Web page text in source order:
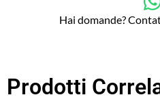
Hai domande?
Prodotti